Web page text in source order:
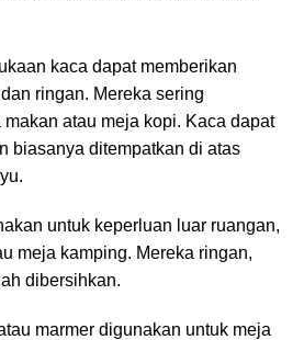
kaca dapat memberikan
ringan. Mereka sering
atau meja kopi. Kaca dapat
biasanya ditempatkan di atas
untuk keperluan luar ruangan,
meja kamping. Mereka ringan,
dibersihkan.
marmer digunakan untuk meja